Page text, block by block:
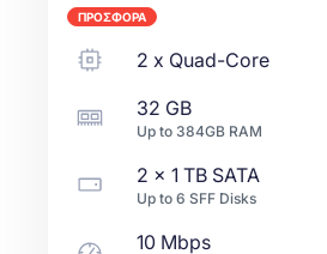
ΠΡΟΣΦΟΡΑ
2 x Quad-Core
32 GB
Up to 384GB RAM
2 x1 TB SATA
Up to6 SFF Disks
10 Mbps